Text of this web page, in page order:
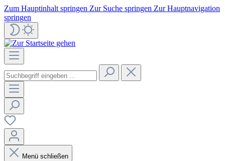
Zum Hauptinhalt springen Zur Suche springen Zur Hauptnavigation
springen
Menü schließen